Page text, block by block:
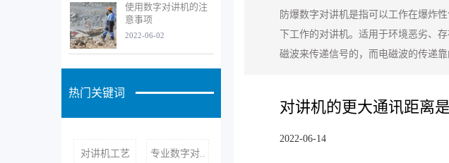
使用数字对讲机的注
意事项
2022-06-02
热门关键词
对讲机工艺 专业数字对..
防爆数字对讲机是指可以工作在爆炸
下工作的对讲机。适用于环境恶劣、
磁波来传递信号的，而电磁波的传递
对讲机的更大通讯距离是
2022-06-14